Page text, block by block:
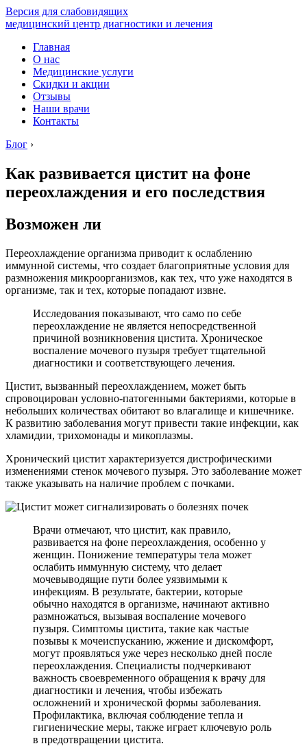
Версия для слабовидящих
медицинский центр диагностики и лечения
Главная
О нас
Медицинские услуги
Скидки и акции
Отзывы
Наши врачи
Контакты
Блог ›
Как развивается цистит на фоне
переохлаждения и его последствия
Возможен ли
Переохлаждение организма приводит к ослаблению
иммунной системы, что создает благоприятные условия для
размножения микроорганизмов, как тех, что уже находятся в
организме, так и тех, которые попадают извне.
Исследования показывают, что само по себе
переохлаждение не является непосредственной
причиной возникновения цистита. Хроническое
воспаление мочевого пузыря требует тщательной
диагностики и соответствующего лечения.
Цистит, вызванный переохлаждением, может быть
спровоцирован условно-патогенными бактериями, которые в
небольших количествах обитают во влагалище и кишечнике.
К развитию заболевания могут привести такие инфекции, как
хламидии, трихомонады и микоплазмы.
Хронический цистит характеризуется дистрофическими
изменениями стенок мочевого пузыря. Это заболевание может
также указывать на наличие проблем с почками.
Врачи отмечают, что цистит, как правило,
развивается на фоне переохлаждения, особенно у
женщин. Понижение температуры тела может
ослабить иммунную систему, что делает
мочевыводящие пути более уязвимыми к
инфекциям. В результате, бактерии, которые
обычно находятся в организме, начинают активно
размножаться, вызывая воспаление мочевого
пузыря. Симптомы цистита, такие как частые
позывы к мочеиспусканию, жжение и дискомфорт,
могут проявляться уже через несколько дней после
переохлаждения. Специалисты подчеркивают
важность своевременного обращения к врачу для
диагностики и лечения, чтобы избежать
осложнений и хронической формы заболевания.
Профилактика, включая соблюдение тепла и
гигиенические меры, также играет ключевую роль
в предотвращении цистита.